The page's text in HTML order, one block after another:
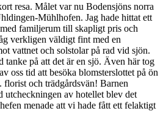
resa. Målet var nu Bodensjöns norra
Mühlhofen. Jag hade hittat ett
familjerum till skapligt pris och
verkligen väldigt fint med en
vattnet och solstolar på rad vid sjön.
tanke på att det är en sjö. Även här tog
oss tid att besöka blomsterslottet på ön
och trädgårdsvän! Barnen
utcheckningen av hotellet blev det
menade att vi hade fått ett felaktigt